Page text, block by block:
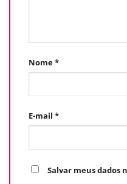
Nome*
E-mail *
Salvar meus dados